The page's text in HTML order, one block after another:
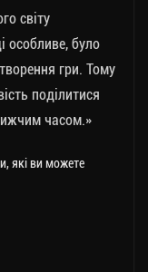
світу
особливе, було
гри. Тому
поділитися
часом.»
які ви можете